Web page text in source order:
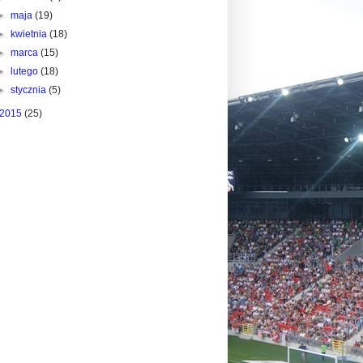
maja(19)
kwietnia(18)
marca(15)
lutego(18)
stycznia(5)
2015 (25)